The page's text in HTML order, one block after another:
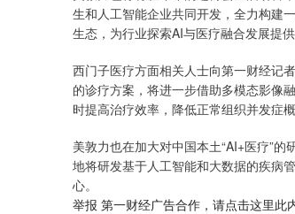
生和人工智能企业共同开发，全力构建
生态，为行业探索AI与医疗融合发展提供
西门子医疗方面相关人士向第一财经记
的诊疗方案，将进一步借助多模态影像
时提高治疗效率，降低正常组织并发症概
美敦力也在加大对中国本土“AI+医疗”
地将研发基于人工智能和大数据的疾病
心。
举报 第一财经广告合作，请点击这里此